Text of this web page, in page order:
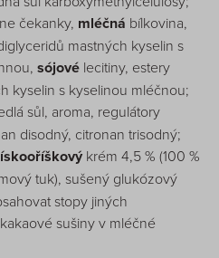
čekanky, mléčná bílkovina,
mastných kyselin s
sójové lecitiny, estery
kyselin s kyselinou mléčnou;
sůl, aroma, regulátory
disodný, citronan trisodný;
krém 4,5 % (100 %
tuk), sušený glukózový
stopy jiných
sušiny v mléčné